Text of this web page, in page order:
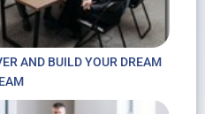
AND BUILD YOUR DREAM